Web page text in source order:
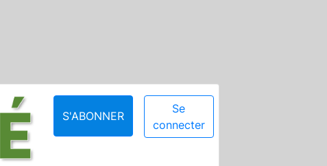
S'ABONNER
Se
connecter